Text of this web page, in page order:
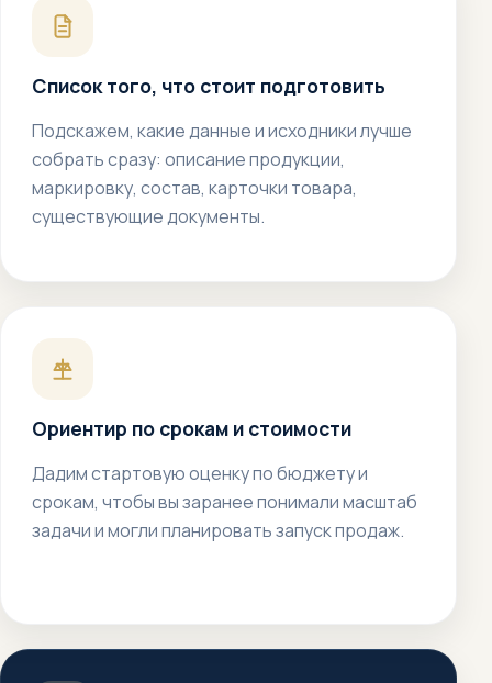
Список того, что стоит подготовить
Подскажем, какие данные и исходники лучше
собрать сразу: описание продукции,
маркировку, состав, карточки товара,
существующие документы.
Ориентир по срокам и стоимости
Дадим стартовую оценку по бюджету и
срокам, чтобы вы заранее понимали масштаб
задачи и могли планировать запуск продаж.